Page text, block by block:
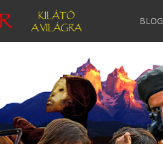
BLOG